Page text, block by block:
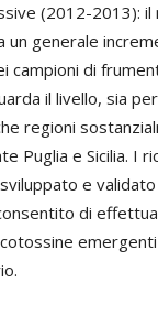
(2012-2013): il
un generale
campioni di
il livello, sia
regioni
Puglia e Sicilia. I
e
di